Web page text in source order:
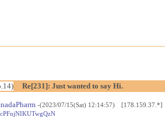
Re[231]: Just wanted to say Hi.
-(2023/07/15(Sat) 12:14:57) [178.159.37.*]